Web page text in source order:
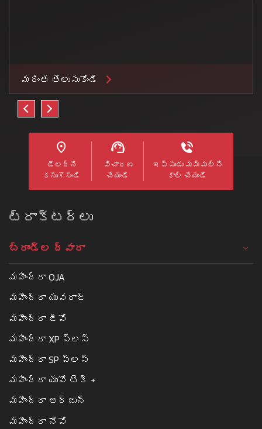
మరింత తెలుసుకోండి
డీలర్ని
కనుగొనండి
విచారణ
చేయండి
ఇప్పుడు మమ్మల్ని
కాల్ చేయండి
ట్రాక్టర్లు
బ్రాండ్ల ద్వారా
మహీంద్రా OJA
మహీంద్రా యువరాజ్
మహీంద్రా జీవో
మహీంద్రా XP ప్లస్
మహీంద్రా SP ప్లస్
మహీంద్రా యువో టెక్ +
మహీంద్రా అర్జున్
మహీంద్రా నోవో